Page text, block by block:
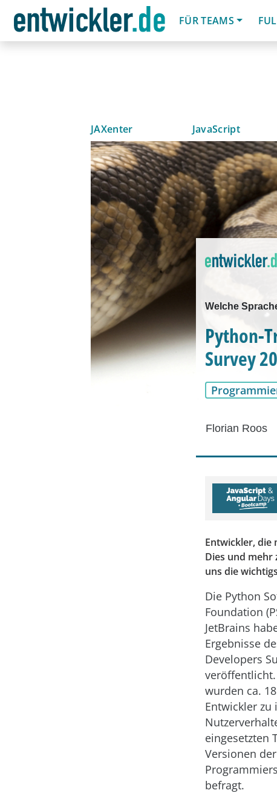
FÜR TEAMS
JAXenter JavaScript
Welche
Python-
Survey
Florian Roos
Entwickler, die
Dies und mehr
uns die
Die Python
Foundation
JetBrains
Ergebnisse
Developers
veröffentlicht.
wurden ca.
Entwickler zu
eingesetzten
Versionen der
befragt.